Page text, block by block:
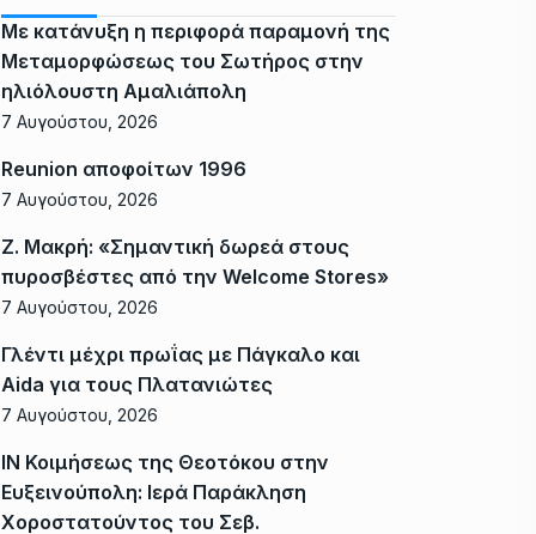
Με κατάνυξη η περιφορά παραμονή της
Μεταμορφώσεως του Σωτήρος στην
ηλιόλουστη Αμαλιάπολη
7 Αυγούστου, 2026
Reunion αποφοίτων 1996
7 Αυγούστου, 2026
Ζ. Μακρή: «Σημαντική δωρεά στους
πυροσβέστες από την Welcome Stores»
7 Αυγούστου, 2026
Γλέντι μέχρι πρωΐας με Πάγκαλο και
Aida για τους Πλατανιώτες
7 Αυγούστου, 2026
ΙΝ Κοιμήσεως της Θεοτόκου στην
Ευξεινούπολη: Ιερά Παράκληση
Χοροστατούντος του Σεβ.